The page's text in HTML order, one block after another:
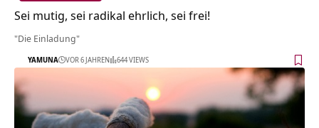
Sei mutig, sei radikal ehrlich, sei frei!
"Die Einladung"
YAMUNA VOR 6 JAHREN 644 VIEWS